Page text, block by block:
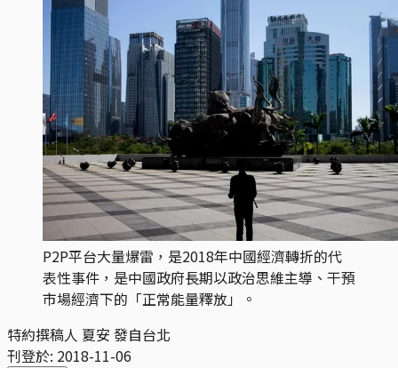
P2P平台大量爆雷，是2018年中國經濟轉折的代
表性事件，是中國政府長期以政治思維主導、干預
市場經濟下的「正常能量釋放」。
特約撰稿人 夏安 發自台北
刊登於: 2018-11-06